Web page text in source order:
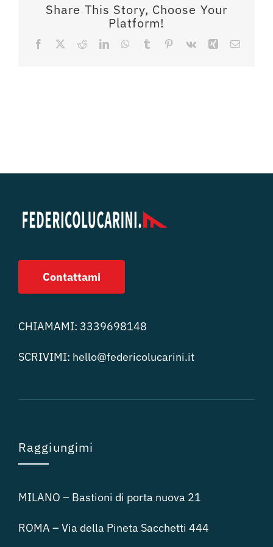
Share This Story, Choose Your
Platform!
Facebook RedditLinkedInWhatsApp
Tumblr Pinterest
Vk Xing Email
Contattami
CHIAMAMI: 3339698148
SCRIVIMI: hello@federicolucarini.it
Raggiungimi
MILANO – Bastioni di porta nuova 21
ROMA – Via della Pineta Sacchetti 444